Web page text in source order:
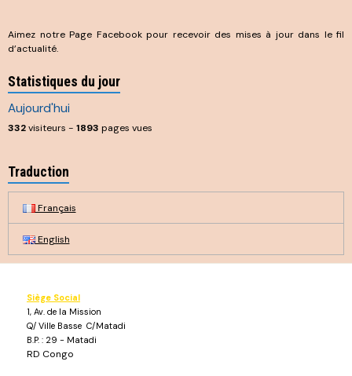
Aimez notre Page Facebook pour recevoir des mises à jour dans le fil
d’actualité.
Statistiques du jour
Aujourd'hui
332visiteurs - 1893 pages vues
Traduction
Français
English
Siège Social
1, Av. de la Mission
Q/ Ville Basse C/Matadi
B.P. : 29 - Matadi
RD Congo